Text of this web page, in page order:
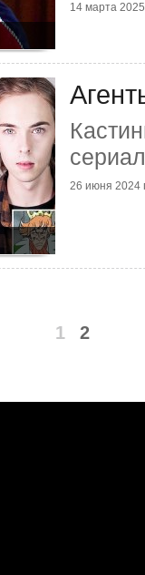
14 марта 2025
26 июня 2024
1 2